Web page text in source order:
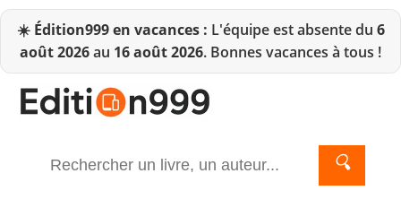
☀️ Édition999 en vacances : L'équipe est absente du 6
août 2026au 16 août 2026. Bonnes vacances à tous !
🔍